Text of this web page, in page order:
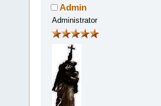
Admin
Administrator